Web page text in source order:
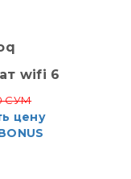
wifi 6
СУМ
цену